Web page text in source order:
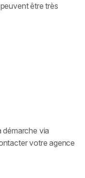
être très
via
votre agence